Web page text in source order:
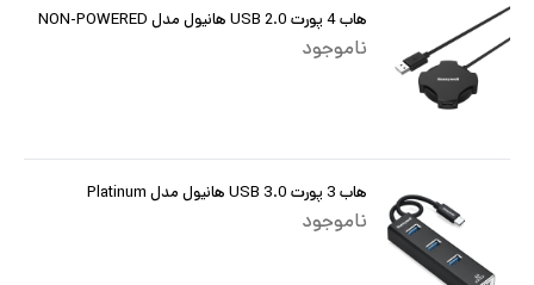
هاب 4 پورت USB 2.0 هانیول مدل NON-POWERED
ناموجود
هاب 3 پورت USB 3.0 هانیول مدل Platinum
ناموجود